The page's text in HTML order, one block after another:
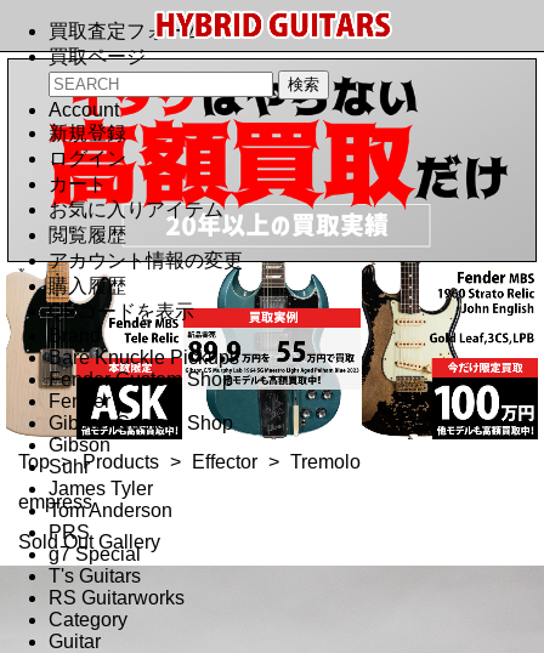
買取査定フォーム
買取ページ
Account
新規登録
ログイン
カート
お気に入りアイテム
閲覧履歴
アカウント情報の変更
購入履歴
QRコードを表示
Brand
Bare Knuckle Pickups
Fender Custom Shop
Fender
Gibson Custom Shop
Gibson
Suhr
James Tyler
Tom Anderson
PRS
g7 Special
T's Guitars
RS Guitarworks
Category
Guitar
Top > Products > Effector > Tremolo
empress
Sold Out Gallery